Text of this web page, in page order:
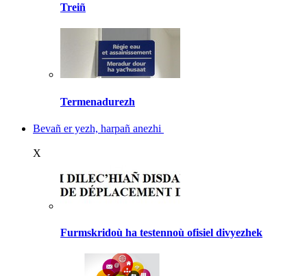
Treiñ
Termenadurezh
Bevañ er yezh, harpañ anezhi
X
Furmskridoù ha testennoù ofisiel divyezhek